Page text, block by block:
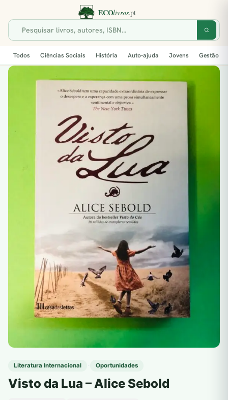
Todos Ciências Sociais História Auto-ajuda Jovens Gestão
Literatura Internacional · Oportunidades
Visto da Lua – Alice Sebold